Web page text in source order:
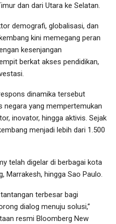
dan dari Utara ke Selatan.
demografi, globalisasi, dan
kini memegang peran
kesenjangan
berkat akses pendidikan,
dinamika tersebut
yang mempertemukan
inovator, hingga aktivis. Sejak
menjadi lebih dari 1.500
telah digelar di berbagai kota
Marrakesh, hingga Sao Paulo.
terbesar bagi
dialog menuju solusi,”
resmi Bloomberg New